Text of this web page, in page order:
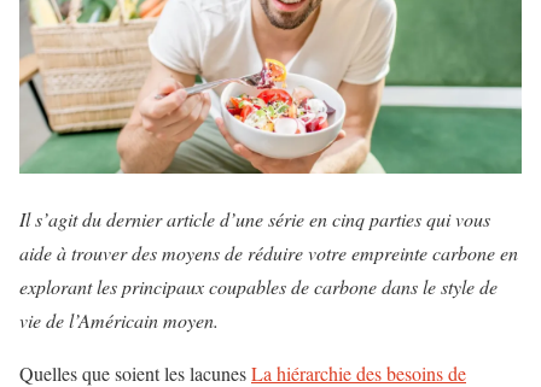
Il s’agit du dernier article d’une série en cinq parties qui vous
aide à trouver des moyens de réduire votre empreinte carbone en
explorant les principaux coupables de carbone dans le style de
vie de l’Américain moyen.
Quelles que soient les lacunesLa hiérarchie des besoins de